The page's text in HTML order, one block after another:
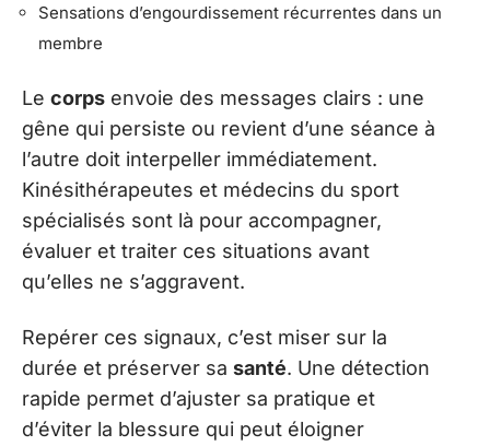
Sensations d’engourdissement récurrentes dans un
membre
Le corps envoie des messages clairs : une
gêne qui persiste ou revient d’une séance à
l’autre doit interpeller immédiatement.
Kinésithérapeutes et médecins du sport
spécialisés sont là pour accompagner,
évaluer et traiter ces situations avant
qu’elles ne s’aggravent.
Repérer ces signaux, c’est miser sur la
durée et préserver sa santé. Une détection
rapide permet d’ajuster sa pratique et
d’éviter la blessure qui peut éloigner